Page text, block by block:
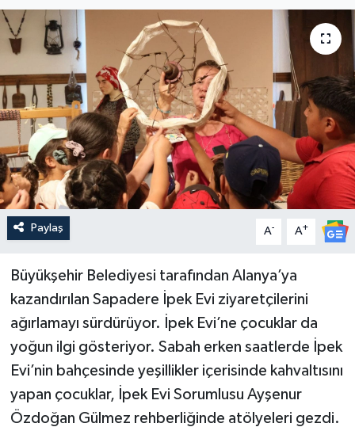
Paylaş A- A+
Büyükşehir Belediyesi tarafından Alanya’ya
kazandırılan Sapadere İpek Evi ziyaretçilerini
ağırlamayı sürdürüyor. İpek Evi’ne çocuklar da
yoğun ilgi gösteriyor. Sabah erken saatlerde İpek
Evi’nin bahçesinde yeşillikler içerisinde kahvaltısını
yapan çocuklar, İpek Evi Sorumlusu Ayşenur
Özdoğan Gülmez rehberliğinde atölyeleri gezdi.
Kültür & Sanat
Magazin
Resmi İlan
Sağlık & Yaşam
Siyaset
Spor